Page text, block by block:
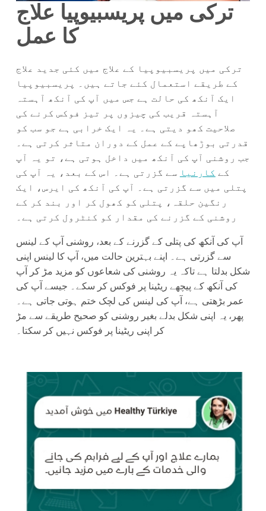
ترکی میں پریسبیوپیا علاج
کا عمل
ترکی میں پریسبیوپیا کے علاج میں کئی جدید علاج
کے طریقے استعمال کئے جاتے ہیں۔ پریسبیوپیا
ایک آنکھ کی حالت ہے جس میں آپ کی آنکھ آہستہ
آہستہ قریب کی چیزوں پر تیز فوکس کرنے کی
صلاحیت کھو دیتی ہے۔ یہ ایک خرابی ہے جو سب کو
قدرتی بوڑھاپے کے عمل کے دوران متاثر کرتی ہے۔
جب روشنی آپ کی آنکھ میں داخل ہوتی ہے، تو یہ آپ
کے کارنیا سے گزرتی ہے۔ اس کے بعد، یہ آپ کی
پتلی میں سے گزرتی ہے۔ آپ کی آنکھ کی ایرس، ایک
رنگین حلقہ، پتلی کو کھول کر اور بند کر کے
روشنی کے گزرنے کی مقدار کو کنٹرول کرتی ہے۔
آپ کی آنکھ کی پتلی کے گزرنے کے بعد، روشنی آپ کے لینس
سے گزرتی ہے۔ اپنے بہترین حالت میں، آپ کا لینس اپنی
شکل بدلتا ہے تاکہ یہ روشنی کی شعاعوں کو مزید مڑ کر آپ
کی آنکھ کے پیچھے ریٹینا پر فوکس کر سکے۔ جیسے آپ کی
عمر بڑھتی ہے، آپ کی لینس کی لچک ختم ہوتی جاتی ہے۔
پھر، یہ اپنی شکل بدلے بغیر روشنی کو صحیح طریقے سے مڑ
کر اپنی ریٹینا پر فوکس نہیں کر سکتا۔